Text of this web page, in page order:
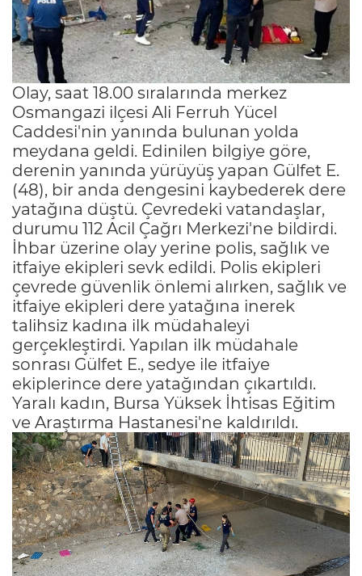
Olay, saat 18.00 sıralarında merkez
Osmangazi ilçesi Ali Ferruh Yücel
Caddesi'nin yanında bulunan yolda
meydana geldi. Edinilen bilgiye göre,
derenin yanında yürüyüş yapan Gülfet E.
(48), bir anda dengesini kaybederek dere
yatağına düştü. Çevredeki vatandaşlar,
durumu 112 Acil Çağrı Merkezi'ne bildirdi.
İhbar üzerine olay yerine polis, sağlık ve
itfaiye ekipleri sevk edildi. Polis ekipleri
çevrede güvenlik önlemi alırken, sağlık ve
itfaiye ekipleri dere yatağına inerek
talihsiz kadına ilk müdahaleyi
gerçekleştirdi. Yapılan ilk müdahale
sonrası Gülfet E., sedye ile itfaiye
ekiplerince dere yatağından çıkartıldı.
Yaralı kadın, Bursa Yüksek İhtisas Eğitim
ve Araştırma Hastanesi'ne kaldırıldı.